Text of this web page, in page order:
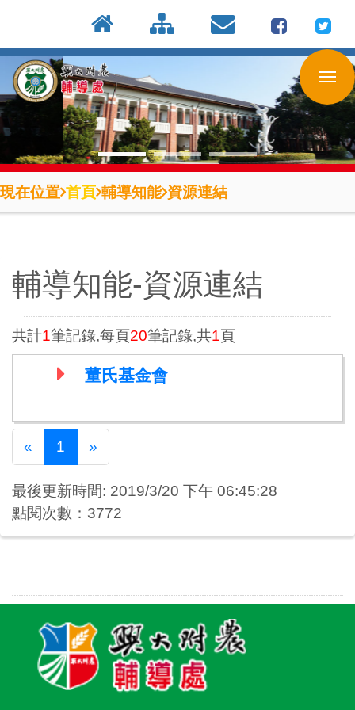
到
主
要
內
區
現在位置 首頁 輔導知能 資源連結
輔導知能-資源連結
共計1筆記錄,每頁20筆記錄,共1頁
董氏基金會
« Previous
1 »Next
最後更新時間: 2019/3/20 下午 06:45:28
點閱次數：3772